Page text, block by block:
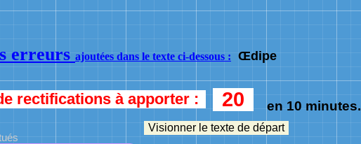
erreurs ajoutées dans le texte ci-dessous : Œdipe
rectifications à apporter : 20 en 10 minutes.
Visionner le texte de départ